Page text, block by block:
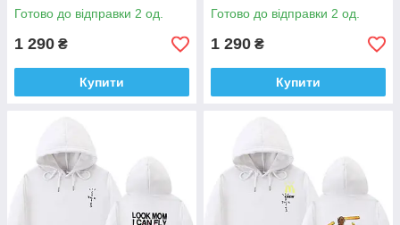
Готово до відправки 2 од.
1 290 ₴
Купити
Готово до відправки 2 од.
1 290 ₴
Купити